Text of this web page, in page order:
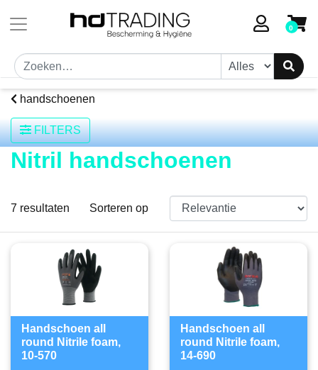
0
handschoenen
FILTERS
Nitril handschoenen
7 resultaten Sorteren op
Handschoen all
round Nitrile foam,
10-570
Handschoen all
round Nitrile foam,
14-690